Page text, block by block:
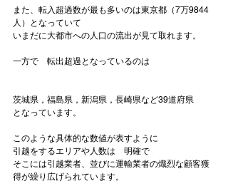
また、転入超過数が最も多いのは東京都（7万9844
人）となっていて
いまだに大都市への人口の流出が見て取れます。
一方で　転出超過となっているのは
茨城県，福島県，新潟県，長崎県など39道府県
となっています。
このような具体的な数値が表すように
引越をするエリアや人数は　明確で
そこには引越業者、並びに運輸業者の熾烈な顧客獲
得が繰り広げられています。